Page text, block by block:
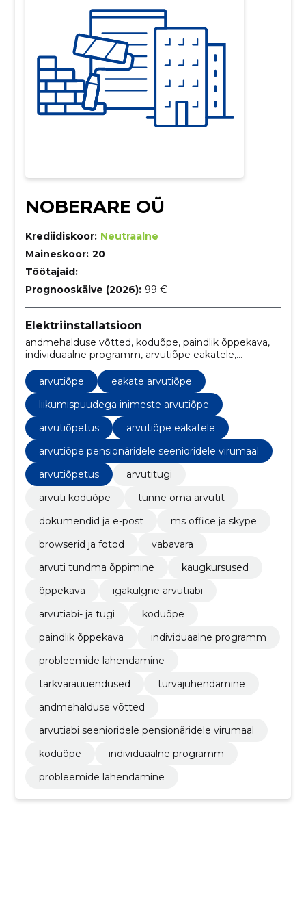
NOBERARE OÜ
Krediidiskoor: Neutraalne
Maineskoor: 20
Töötajaid: –
Prognooskäive (2026): 99 €
Elektriinstallatsioon
andmehalduse võtted, koduõpe, paindlik õppekava,
individuaalne programm, arvutiõpe eakatele,
probleemide lahendamine, tarkvarauuendused,
turvajuhendamine, individuaalne programm,
arvutiõpetus
arvutiõpe
eakate arvutiõpe
liikumispuudega inimeste arvutiõpe
arvutiõpetus
arvutiõpe eakatele
arvutiõpe pensionäridele seenioridele virumaal
arvutiõpetus
arvutitugi
arvuti koduõpe
tunne oma arvutit
dokumendid ja e-post
ms office ja skype
browserid ja fotod
vabavara
arvuti tundma õppimine
kaugkursused
õppekava
igakülgne arvutiabi
arvutiabi- ja tugi
koduõpe
paindlik õppekava
individuaalne programm
probleemide lahendamine
tarkvarauuendused
turvajuhendamine
andmehalduse võtted
arvutiabi seenioridele pensionäridele virumaal
koduõpe
individuaalne programm
probleemide lahendamine